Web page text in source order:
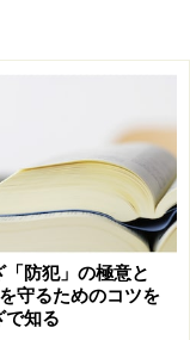
（28歳）は、新郎
をしていた。そろ
場の用意した大型
なっている。し
などいろいろな種
「防犯」の極意と
守るためのコツを
で知る